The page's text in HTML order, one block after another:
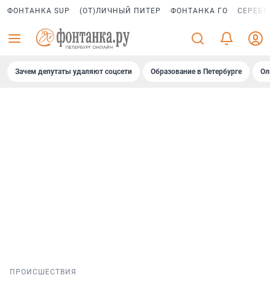
ФОНТАНКА SUP (ОТ)ЛИЧНЫЙ ПИТЕР ФОНТАНКА ГО
Зачем депутаты удаляют соцсети Образование в Петербурге
ПРОИСШЕСТВИЯ